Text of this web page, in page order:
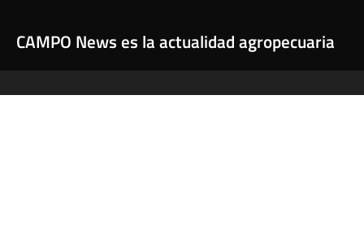
CAMPO News es la actualidad agropecuaria